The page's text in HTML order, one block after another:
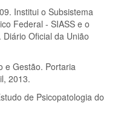
Institui o Subsistema
Federal - SIASS e o
Oficial da União
e Gestão. Portaria
2013.
de Psicopatologia do